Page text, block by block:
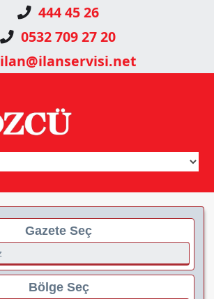
444 45 26
0532 709 27 20
ilan@ilanservisi.net
Gazete Seç
Bölge Seç